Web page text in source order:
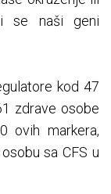
se naši geni
kod 47
zdrave osobe
ovih markera,
sa CFS u